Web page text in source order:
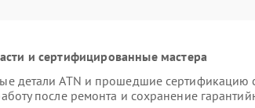
и сертифицированные мастера
детали ATN и прошедшие сертификацию
после ремонта и сохранение